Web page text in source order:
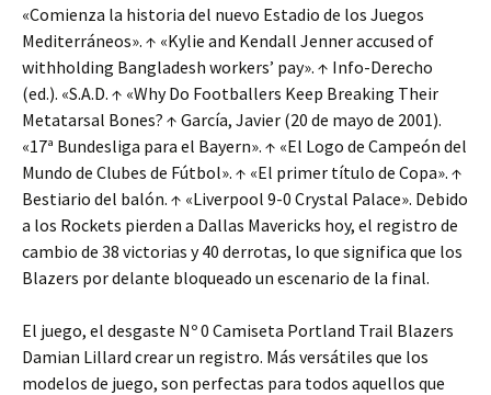
«Comienza la historia del nuevo Estadio de los Juegos
Mediterráneos». ↑ «Kylie and Kendall Jenner accused of
withholding Bangladesh workers’ pay». ↑ Info-Derecho
(ed.). «S.A.D. ↑ «Why Do Footballers Keep Breaking Their
Metatarsal Bones? ↑ García, Javier (20 de mayo de 2001).
«17ª Bundesliga para el Bayern». ↑ «El Logo de Campeón del
Mundo de Clubes de Fútbol». ↑ «El primer título de Copa». ↑
Bestiario del balón. ↑ «Liverpool 9-0 Crystal Palace». Debido
a los Rockets pierden a Dallas Mavericks hoy, el registro de
cambio de 38 victorias y 40 derrotas, lo que significa que los
Blazers por delante bloqueado un escenario de la final.
El juego, el desgaste Nº 0 Camiseta Portland Trail Blazers
Damian Lillard crear un registro. Más versátiles que los
modelos de juego, son perfectas para todos aquellos que